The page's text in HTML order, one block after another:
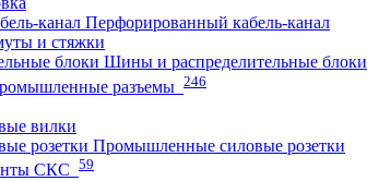
Перфорированный кабель-канал
и стяжки
Шины и распределительные блоки
разъемы 246
вилки
Промышленные силовые розетки
СКС 59